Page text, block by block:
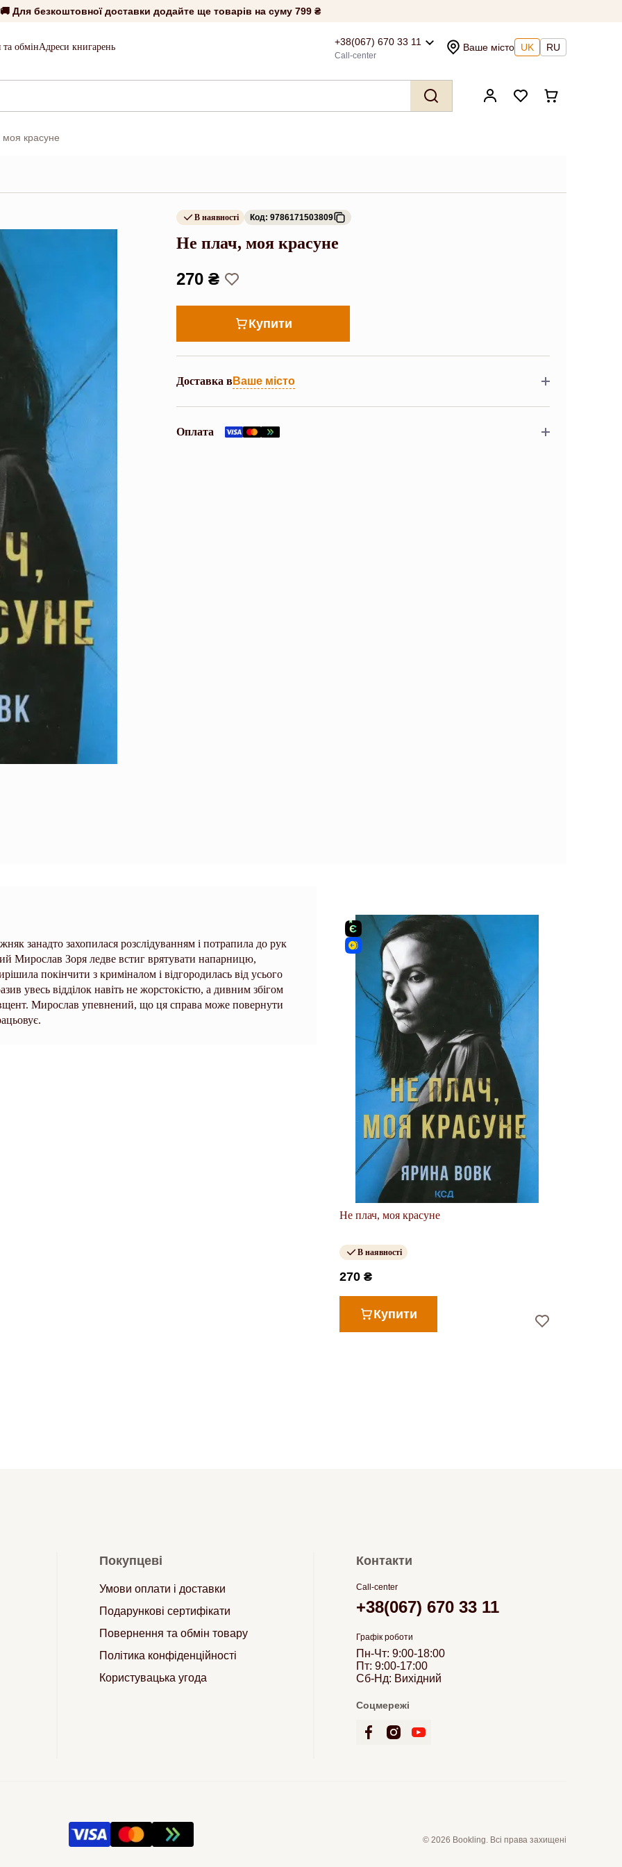
🚚 Для безкоштовної доставки додайте ще товарів на суму 799 ₴
обмінАдреси книгарень +38(067) 670 33 11
Call-center
Ваше місто UK RU
красуне
В наявності Код: 9786171503809
Не плач, моя красуне
270 ₴
Купити
Доставка вВаше місто
Оплата
занадто захопилася розслідуванням і потрапила до рук
Мирослав Зоря ледве встиг врятувати напарницю,
покінчити з криміналом і відгородилась від усього
увесь відділок навіть не жорстокістю, а дивним збігом
Мирослав упевнений, що ця справа може повернути
Не плач, моя красуне
В наявності
270 ₴
Купити
Покупцеві
Умови оплати і доставки
Подарункові сертифікати
Повернення та обмін товару
Політика конфіденційності
Користувацька угода
Контакти
Call-center
+38(067) 670 33 11
Графік роботи
Пн-Чт: 9:00-18:00
Пт: 9:00-17:00
Сб-Нд: Вихідний
Соцмережі
© 2026 Bookling. Всі права захищені